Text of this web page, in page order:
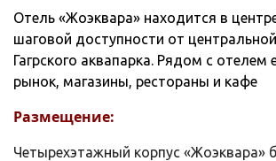
Отель «Жоэквара» находится в
шаговой доступности от
Гагрского аквапарка. Рядом с отелем
рынок, магазины, рестораны и кафе
Размещение:
Четырехэтажный корпус «Жоэквара»